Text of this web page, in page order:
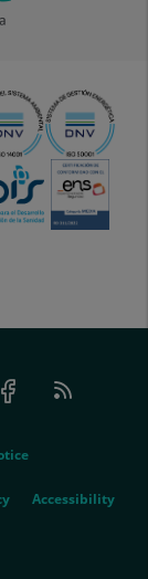
FacebookFeed
RSS
Accessibility